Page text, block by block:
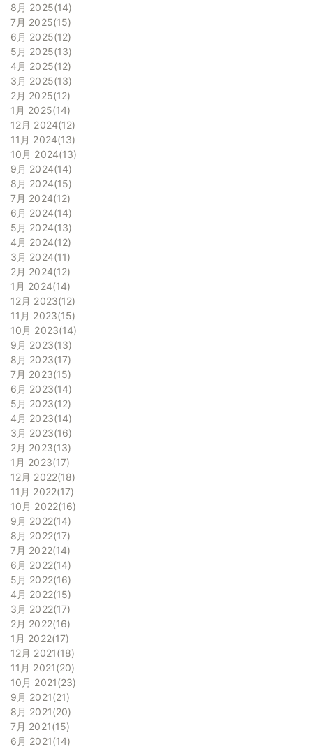
8月 2025 14
7月 2025 15
6月 2025 12
5月 2025 13
4月 2025 12
3月 2025 13
2月 2025 12
1月 2025 14
12月 2024 12
11月 2024 13
10月 2024 13
9月 2024 14
8月 2024 15
7月 2024 12
6月 2024 14
5月 2024 13
4月 2024 12
3月 2024 11
2月 2024 12
1月 2024 14
12月 2023 12
11月 2023 15
10月 2023 14
9月 2023 13
8月 2023 17
7月 2023 15
6月 2023 14
5月 2023 12
4月 2023 14
3月 2023 16
2月 2023 13
1月 2023 17
12月 2022 18
11月 2022 17
10月 2022 16
9月 2022 14
8月 2022 17
7月 2022 14
6月 2022 14
5月 2022 16
4月 2022 15
3月 2022 17
2月 2022 16
1月 2022 17
12月 2021 18
11月 2021 20
10月 2021 23
9月 2021 21
8月 2021 20
7月 2021 15
6月 2021 14